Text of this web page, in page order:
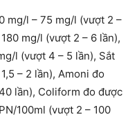
mg/l – 75 mg/l (vượt 2 –
mg/l (vượt 2 – 6 lần),
l (vượt 4 – 5 lần), Sắt
– 2 lần), Amoni đo
lần), Coliform đo được
100ml (vượt 2 – 100